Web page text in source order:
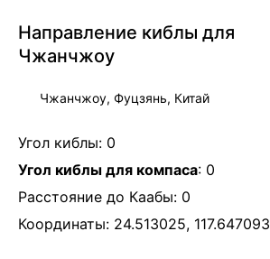
Направление киблы для
Чжанчжоу
Чжанчжоу, Фуцзянь, Китай
Угол киблы: 0
Угол киблы для компаса: 0
Расстояние до Каабы: 0
Координаты: 24.513025, 117.647093